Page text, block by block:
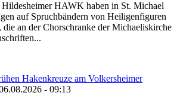
Hildesheimer HAWK haben in St. Michael
auf Spruchbändern von Heiligenfiguren
die an der Chorschranke der Michaeliskirche
Hakenkreuze am Volkersheimer
- 09:13